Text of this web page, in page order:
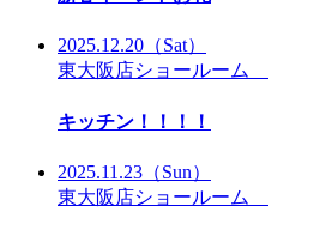
2025.12.20 （Sat）
東大阪店ショールーム
キッチン！！！！
2025.11.23 （Sun）
東大阪店ショールーム